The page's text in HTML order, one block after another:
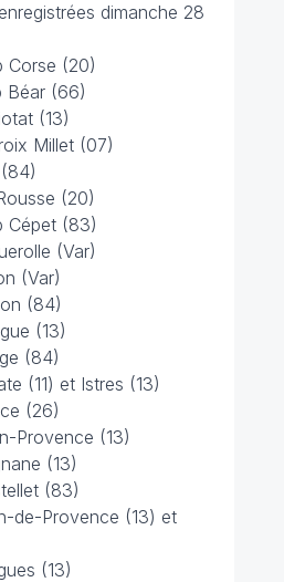
dimanche 28
Corse (20)
Béar (66)
(13)
Millet (07)
(20)
Cépet (83)
(Var)
(Var)
(84)
(13)
(84)
(11) et Istres (13)
(26)
Provence (13)
(13)
(83)
de-Provence (13) et
(13)